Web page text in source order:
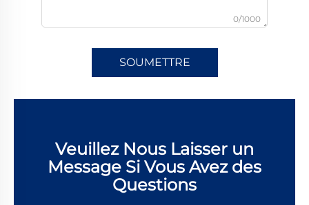
0/1000
SOUMETTRE
Veuillez Nous Laisser un
Message Si Vous Avez des
Questions